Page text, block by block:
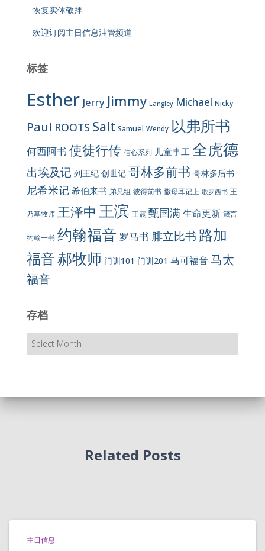
恢复实体敬拜
欢迎订阅主日信息油管频道
标签
Esther Jerry Jimmy Langley Michael Nicky
Paul ROOTS Salt Samuel Wendy 以弗所书
何西阿书 使徒行传 信心系列 儿童事工 全虎德
出埃及记 列王纪 创世记 哥林多前书 哥林多后书
尼希米记 希伯来书 弟兄组 彼得前书 撒母耳记上 歌罗西书 王
乃基牧师 王泽中 王滨 王震 甄国满生命更新 箴言
约翰一书 约翰福音 罗马书 腓立比书 路加
福音郝牧师 门训101 门训201 马可福音马太
福音
存档
存
Related Posts
主日信息